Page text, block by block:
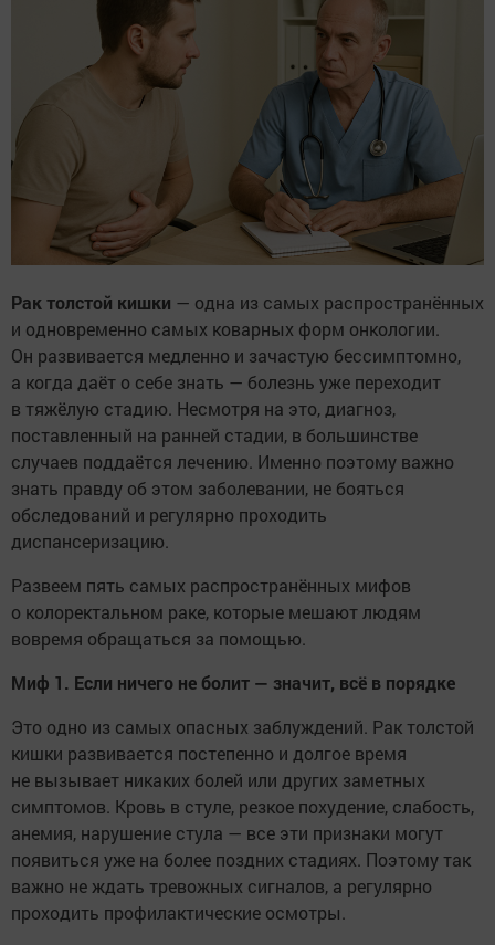
Рак толстой кишки — одна из самых распространённых
и одновременно самых коварных форм онкологии.
Он развивается медленно и зачастую бессимптомно,
а когда даёт о себе знать — болезнь уже переходит
в тяжёлую стадию. Несмотря на это, диагноз,
поставленный на ранней стадии, в большинстве
случаев поддаётся лечению. Именно поэтому важно
знать правду об этом заболевании, не бояться
обследований и регулярно проходить
диспансеризацию.
Развеем пять самых распространённых мифов
о колоректальном раке, которые мешают людям
вовремя обращаться за помощью.
Миф 1. Если ничего не болит — значит, всё в порядке
Это одно из самых опасных заблуждений. Рак толстой
кишки развивается постепенно и долгое время
не вызывает никаких болей или других заметных
симптомов. Кровь в стуле, резкое похудение, слабость,
анемия, нарушение стула — все эти признаки могут
появиться уже на более поздних стадиях. Поэтому так
важно не ждать тревожных сигналов, а регулярно
проходить профилактические осмотры.